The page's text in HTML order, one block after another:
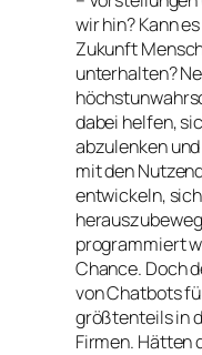
wir hin? Kann
Zukunft
unterhalten?
dabei helfen,
abzulenken
mit den
entwickeln,
programmiert
Chance. Doch
von Chatbots
größtenteils in
Firmen. Hätten